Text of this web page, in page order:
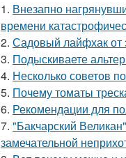
1. Внезапно
времени
2. Садовый лайфхак от
3. Подыскиваете
4. Несколько советов
5. Почему томаты
6. Рекомендации для
7. "Бакчарский
замечательной